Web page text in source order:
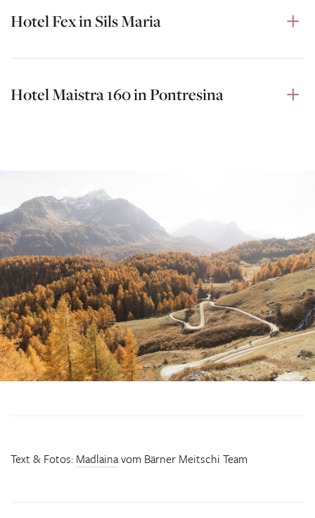
Hotel Fex in Sils Maria
Hotel Maistra 160 in Pontresina
Text & Fotos: Madlainavom Bärner Meitschi Team